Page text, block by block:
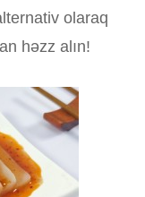
olaraq
həzz alın!